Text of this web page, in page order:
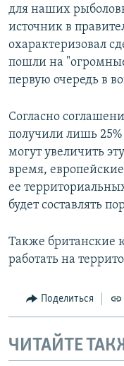
для наших
источник в
охарактеризовал
пошли на
первую очередь в
Согласно
получили лишь
могут увеличить
время,
ее
будет составлять
Также британские
работать на
Поделиться
ЧИТАЙТЕ